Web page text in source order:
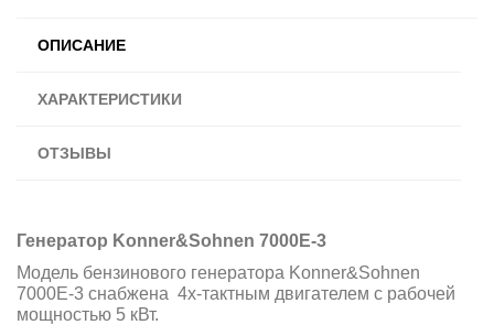
ОПИСАНИЕ
ХАРАКТЕРИСТИКИ
ОТЗЫВЫ
Генератор Konner&Sohnen 7000E-3
Модель бензинового генератора Konner&Sohnen
7000E-3 снабжена 4х-тактным двигателем с рабочей
мощностью 5 кВт.